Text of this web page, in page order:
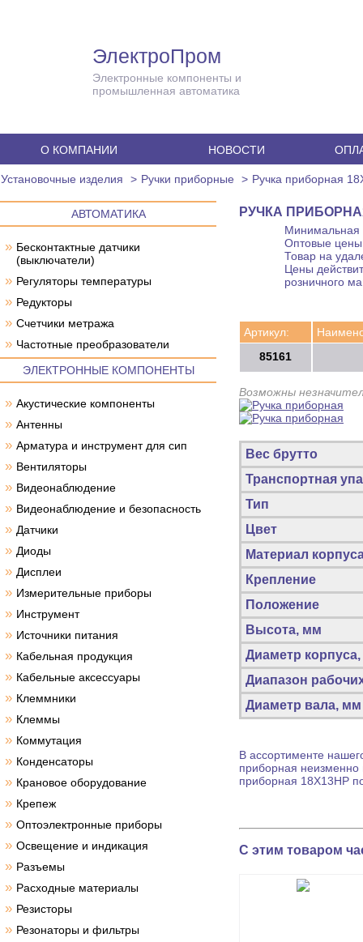
ЭлектроПром
Электронные компоненты и
промышленная автоматика
О КОМПАНИИ НОВОСТИ
Установочные изделия Ручки приборные Ручка приборная
АВТОМАТИКА
» Бесконтактные датчики
(выключатели)
» Регуляторы температуры
» Редукторы
» Счетчики метража
» Частотные преобразователи
ЭЛЕКТРОННЫЕ КОМПОНЕНТЫ
» Акустические компоненты
» Антенны
» Арматура и инструмент для сип
» Вентиляторы
» Видеонаблюдение
» Видеонаблюдение и безопасность
» Датчики
» Диоды
» Дисплеи
» Измерительные приборы
» Инструмент
» Источники питания
» Кабельная продукция
» Кабельные аксессуары
» Клеммники
» Клеммы
» Коммутация
» Конденсаторы
» Крановое оборудование
» Крепеж
» Оптоэлектронные приборы
» Освещение и индикация
» Разъемы
» Расходные материалы
» Резисторы
» Резонаторы и фильтры
РУЧКА
Минимальная
Оптовые цены
Товар на
Цены
розничного
Артикул:
85161
Возможны
Вес брутто
Транспортная
Тип
Цвет
Материал
Крепление
Положение
Высота, мм
Диаметр
Диапазон
Диаметр вала, мм
В ассортименте
приборная неизменно
приборная 18X13HP
С этим товаром